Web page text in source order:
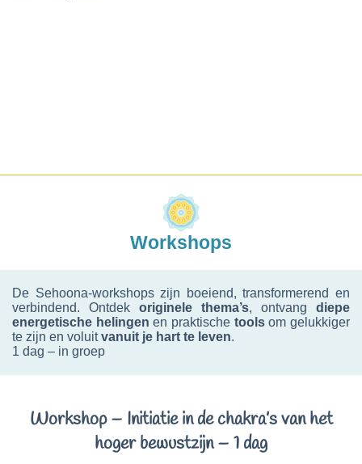
Workshops
De Sehoona-workshops zijn boeiend, transformerend en
verbindend. Ontdek originele thema’s, ontvang diepe
energetische helingen en praktische toolsom gelukkiger
te zijn en voluitvanuit je hart te leven.
1 dag – in groep
Workshop – Initiatie in de chakra’s van het
hoger bewustzijn – 1 dag